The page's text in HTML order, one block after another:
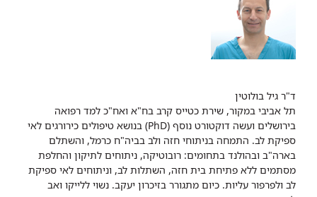
ד"ר גיל בולוטין
תל אביבי במקור, שירת כטייס קרב בח"א ואח"כ למד רפואה
בירושלים ועשה דוקטורט נוסף (PhD) בנושא טיפולים כירורגים לאי
ספיקת לב. התמחה בניתוחי חזה ולב בביה"ח כרמל, והשתלם
בארה"ב ובהולנד בתחומים: רובוטיקה, ניתוחים לתיקון והחלפת
מסתמים ללא פתיחת בית חזה, השתלות לב, וניתוחים לאי ספיקת
לב ולפרפור עליות. כיום מתגורר בזיכרון יעקב. נשוי ללייקו ואב